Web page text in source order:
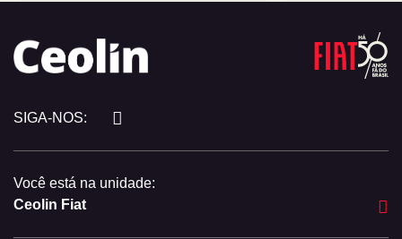
SIGA-NOS:
Você está na unidade:
Ceolin Fiat